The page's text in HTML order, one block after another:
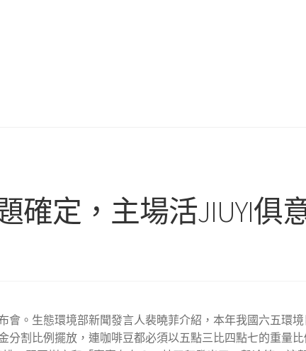
確定，主場活JIUYI俱
會。生態環境部新聞發言人裴曉菲介紹，本年我國六五環
分割比例擺放，連咖啡豆都必須以五點三比四點七的重量比